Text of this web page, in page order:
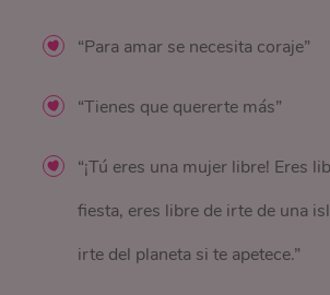
“Para amar se necesita coraje”
“Tienes que quererte más”
“¡Tú eres una mujer libre! Eres
fiesta, eres libre de irte de una
irte del planeta si te apetece.”